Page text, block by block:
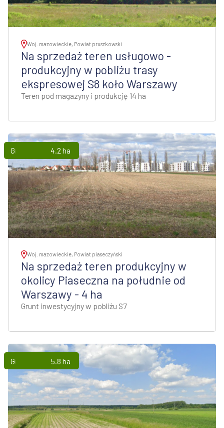
Woj. mazowieckie, Powiat pruszkowski
Na sprzedaż teren usługowo -
produkcyjny w pobliżu trasy
ekspresowej S8 koło Warszawy
Teren pod magazyny i produkcję 14 ha
Grunty 4.2 ha
Woj. mazowieckie, Powiat piaseczyński
Na sprzedaż teren produkcyjny w
okolicy Piaseczna na południe od
Warszawy - 4 ha
Grunt inwestycyjny w pobliżu S7
Grunty 5.8 ha